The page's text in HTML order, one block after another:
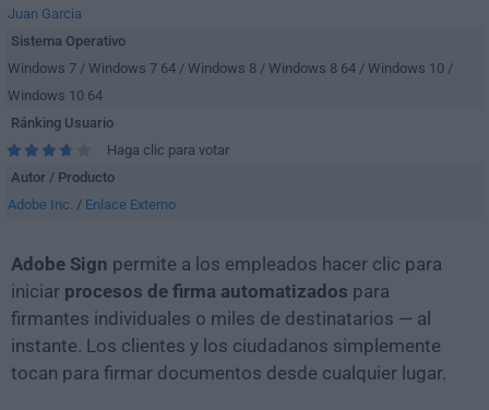
Juan Garcia
Sistema Operativo
Windows 7 / Windows 7 64 / Windows 8 / Windows 8 64 / Windows 10 /
Windows 10 64
Ránking Usuario
Haga clic para votar
Autor / Producto
Adobe Inc. / Enlace Externo
Adobe Sign permite a los empleados hacer clic para
iniciar procesos de firma automatizados para
firmantes individuales o miles de destinatarios — al
instante. Los clientes y los ciudadanos simplemente
tocan para firmar documentos desde cualquier lugar.